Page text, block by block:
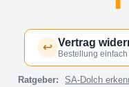
↩ Vertrag
Bestellung
Ratgeber: SA-Dolch